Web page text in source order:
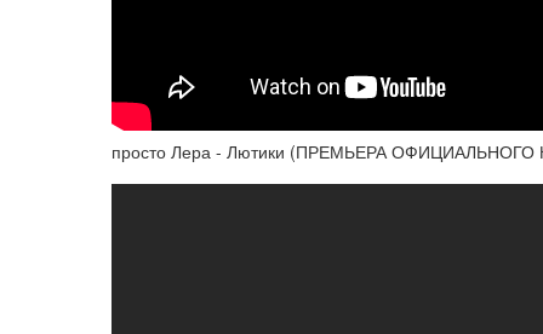
просто Лера - Лютики (ПРЕМЬЕРА ОФИЦИАЛЬНОГО